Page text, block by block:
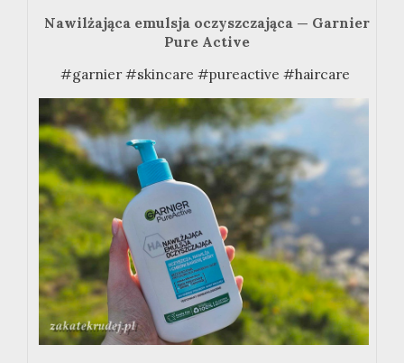
Nawilżająca emulsja oczyszczająca — Garnier
Pure Active
#garnier #skincare #pureactive #haircare